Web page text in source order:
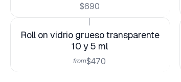
$690
Roll on vidrio grueso transparente
10 y 5 ml
from$470